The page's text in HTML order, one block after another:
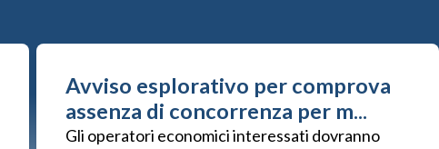
Avviso esplorativo per comprova
assenza di concorrenza per m...
Gli operatori economici interessati dovranno